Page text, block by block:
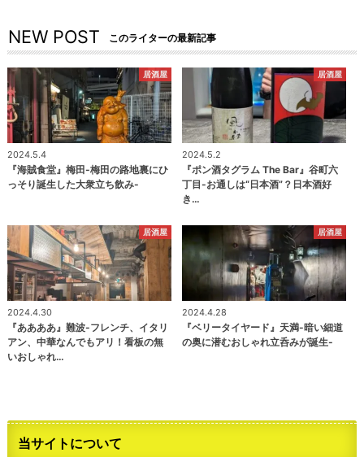
NEW POST このライターの最新記事
居酒屋
2024.5.4
『海賊食堂』梅田-梅田の路地裏にひ
っそり誕生した大衆立ち飲み-
居酒屋
2024.5.2
『ポン酒タグラム The Bar』谷町六
丁目-お通しは“日本酒”？日本酒好
き…
居酒屋
2024.4.30
『ああああ』難波-フレンチ、イタリ
アン、中華なんでもアリ！看板の無
いおしゃれ…
居酒屋
2024.4.28
『ベリータイヤード』天満-暗い細道
の奥に潜むおしゃれ立呑みが誕生-
当サイトについて